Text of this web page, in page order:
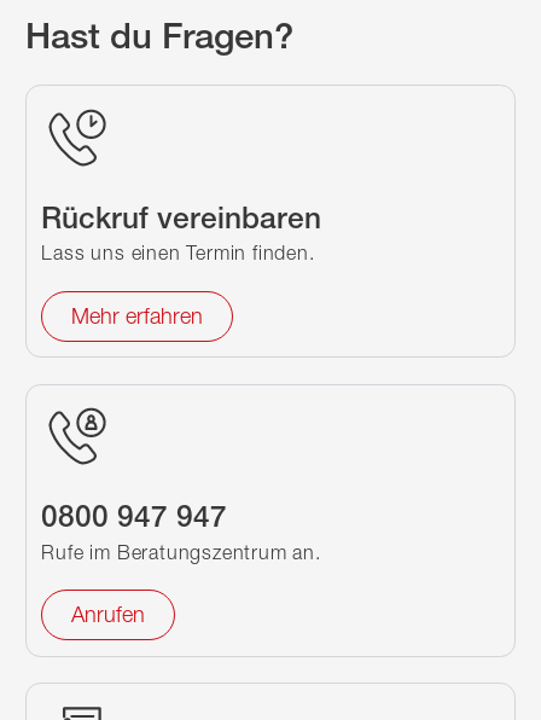
Hast du Fragen?
Rückruf vereinbaren
Lass uns einen Termin finden.
Mehr erfahren
0800 947 947
Rufe im Beratungszentrum an.
Anrufen